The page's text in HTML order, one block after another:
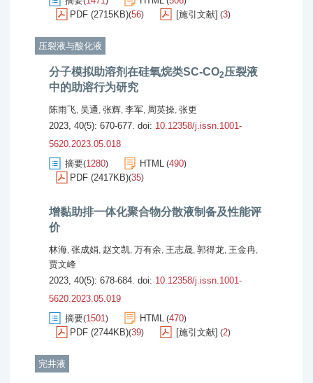
PDF (2715KB)(56) [施引文献] (3)
压裂液与酸化液
分子模拟助溶剂在硅氧烷类SC-CO2压裂液
中的助溶行为研究
陈雨飞, 吴通, 张辉, 李军, 周英操, 张更
2023, 40(5): 670-677. doi: 10.12358/j.issn.1001-
5620.2023.05.018
摘要(1280) HTML (490)
PDF (2417KB)(35)
增黏助排一体化聚合物分散液制备及性能评
价
林海, 张成娟, 赵文凯, 万有余, 王志晟, 郭得龙, 王金冉,
贾文峰
2023, 40(5): 678-684. doi: 10.12358/j.issn.1001-
5620.2023.05.019
摘要(1501) HTML (470)
PDF (2744KB)(39) [施引文献] (2)
完井液